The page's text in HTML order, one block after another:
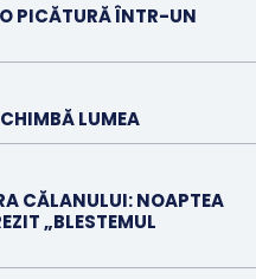
PICĂTURĂ ÎNTR-UN
LUMEA
CĂLANULUI: NOAPTEA
„BLESTEMUL